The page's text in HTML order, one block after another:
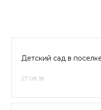
Детский сад в
27.08.18